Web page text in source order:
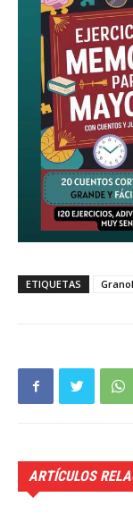
ETIQUETAS
ARTÍCULOS